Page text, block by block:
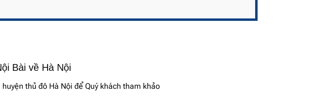
Bài về Hà Nội
huyện thủ đô Hà Nội để Quý khách tham khảo